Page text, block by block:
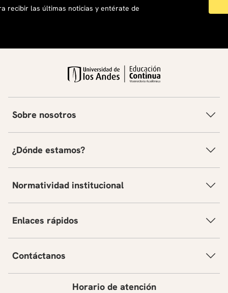
recibir las últimas noticias y entérate de
Sobre nosotros
¿Dónde estamos?
Normatividad institucional
Enlaces rápidos
Contáctanos
Horario de atención